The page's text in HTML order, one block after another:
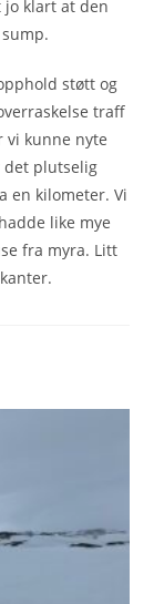
jo klart at den
støtt og
traff
vi kunne nyte
det plutselig
en kilometer. Vi
like mye
fra myra. Litt